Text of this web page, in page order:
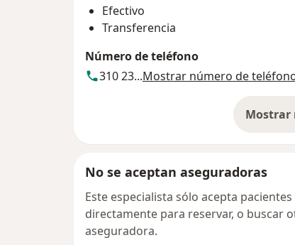
Efectivo
Transferencia
Número de teléfono
310 23...Mostrar número de
Mostrar
No se aceptan aseguradoras
Este especialista sólo acepta
directamente para reservar, o buscar
aseguradora.